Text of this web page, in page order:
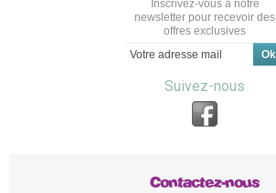
Inscrivez-vous à notre
newsletter pour recevoir des
offres exclusives
Suivez-nous
Contactez-nous